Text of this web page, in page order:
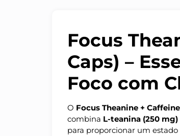
Focus
Caps) –
Foco com
O Focus Theanine +
combina L-teanina (250 mg)
para proporcionar um